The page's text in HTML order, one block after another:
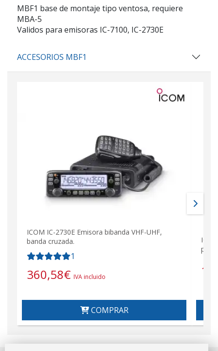
MBF1 base de montaje tipo ventosa, requiere
MBA-5
Validos para emisoras IC-7100, IC-2730E
ACCESORIOS MBF1
ICOM IC-2730E Emisora bibanda VHF-UHF,
banda cruzada.
1
360,58€ IVA incluido
COMPRAR